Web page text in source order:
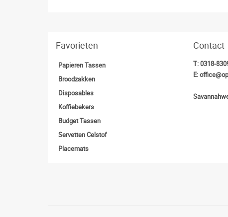
Favorieten
Papieren Tassen
Broodzakken
Disposables
Koffiebekers
Budget Tassen
Servetten Celstof
Placemats
Contact
T:0318-
E: